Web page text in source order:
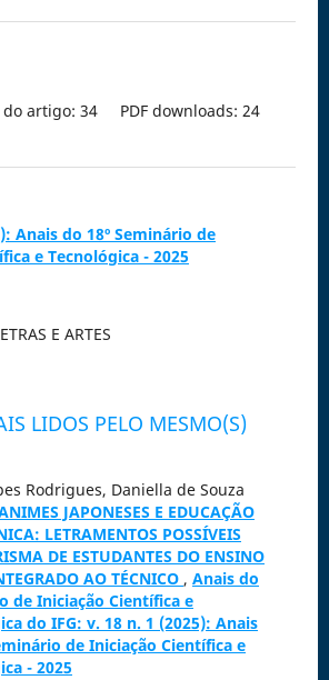
do artigo: 34 PDF downloads: 24
Anais do 18º Seminário de
e Tecnológica - 2025
E ARTES
LIDOS PELO MESMO(S)
Rodrigues, Daniella de Souza
JAPONESES E EDUCAÇÃO
LETRAMENTOS POSSÍVEIS
DE ESTUDANTES DO ENSINO
AO TÉCNICO , Anais do
de Iniciação Científica e
do IFG: v. 18 n. 1 (2025): Anais
de Iniciação Científica e
- 2025